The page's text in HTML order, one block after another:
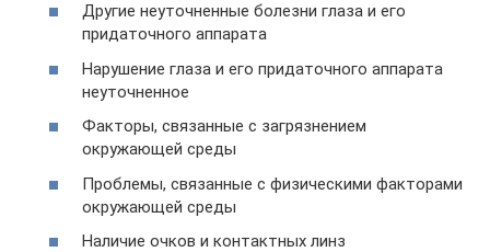
Другие неуточненные болезни глаза и его
придаточного аппарата
Нарушение глаза и его придаточного аппарата
неуточненное
Факторы, связанные с загрязнением
окружающей среды
Проблемы, связанные с физическими факторами
окружающей среды
Наличие очков и контактных линз